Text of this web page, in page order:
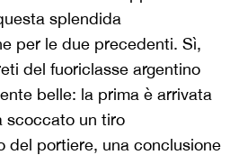
splendida
per le due precedenti. Sì,
del fuoriclasse argentino
belle: la prima è arrivata
scoccato un tiro
del portiere, una conclusione